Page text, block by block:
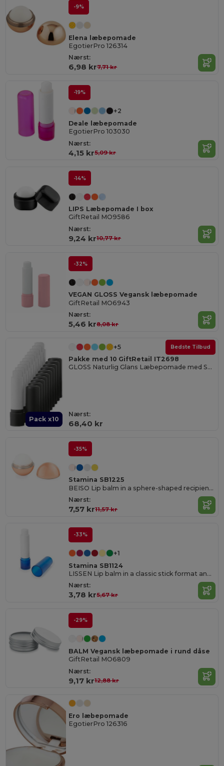
-9%
Elena læbepomade
EgotierPro 126314
Nærst:
6,98 kr7,71 kr
-19%
+2
Deale læbepomade
EgotierPro 103030
Nærst:
4,15 kr5,09 kr
-14%
LIPS Læbepomade I box
GiftRetail MO9586
Nærst:
9,24 kr10,77 kr
-32%
VEGAN GLOSS Vegansk læbepomade
GiftRetail MO6943
Nærst:
5,46 kr8,08 kr
Pack x10
Bedste Tilbud
+5
Pakke med 10 GiftRetail IT2698
GLOSS Naturlig Glans Læbepomade med SPF10 Beskyttelse
Nærst:
68,40 kr
-35%
Stamina SB1225
BEISO Lip balm in a sphere-shaped recipient with a chrome plated finish
Nærst:
7,57 kr11,57 kr
-33%
+1
Stamina SB1124
LISSEN Lip balm in a classic stick format and semitransparent finish
Nærst:
3,78 kr5,67 kr
-29%
BALM Vegansk læbepomade i rund dåse
GiftRetail MO6809
Nærst:
9,17 kr12,88 kr
Ero læbepomade
EgotierPro 126316